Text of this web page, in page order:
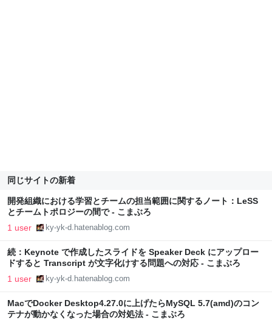
同じサイトの新着
開発組織における学習とチームの担当範囲に関するノート：LeSS
とチームトポロジーの間で - こまぶろ
1 user ky-yk-d.hatenablog.com
続：Keynote で作成したスライドを Speaker Deck にアップロー
ドすると Transcript が文字化けする問題への対応 - こまぶろ
1 user ky-yk-d.hatenablog.com
MacでDocker Desktop4.27.0に上げたらMySQL 5.7(amd)のコン
テナが動かなくなった場合の対処法 - こまぶろ